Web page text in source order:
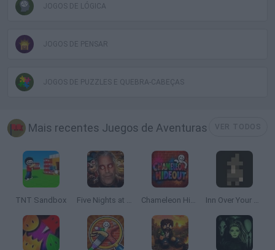
JOGOS DE LÓGICA
JOGOS DE PENSAR
JOGOS DE PUZZLES E QUEBRA-CABEÇAS
Mais recentes Juegos de Aventuras
TNT Sandbox Five Nights at Epstein's Chameleon Hideout Inn Over Your Head